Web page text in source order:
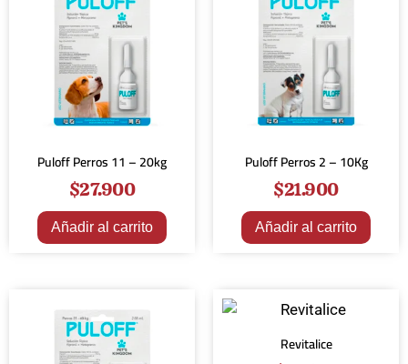
Puloff Perros 11 – 20kg
$27.900
Añadir al carrito
Puloff Perros 2 – 10Kg
$21.900
Añadir al carrito
Revitalice